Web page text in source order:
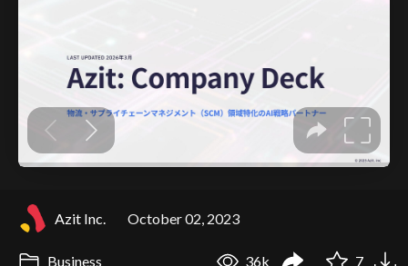
Azit Inc. October 02, 2023
Business 36k 7